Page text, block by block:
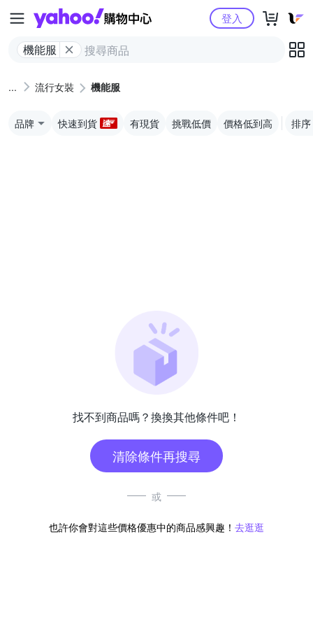
Yahoo購物中心
機能服
登入
流行女裝 機能服
品牌 快速到貨 有現貨 挑戰低價 價格低到高 排序
找不到商品嗎？換換其他條件吧！
清除條件再搜尋
或
也許你會對這些價格優惠中的商品感興趣！ 去逛逛